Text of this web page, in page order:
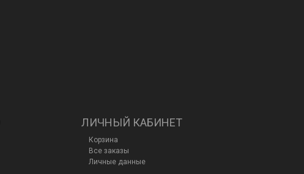
ЛИЧНЫЙ КАБИНЕТ
Корзина
Все заказы
Личные данные